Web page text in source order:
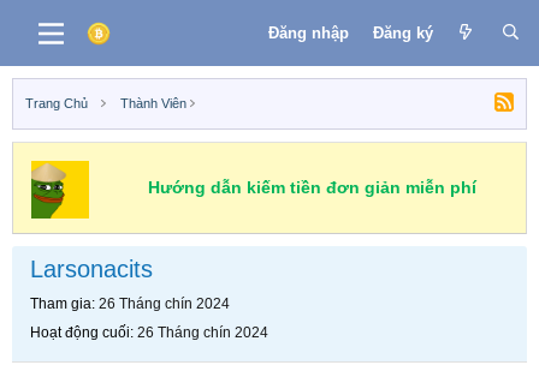
Đăng nhập Đăng ký
Trang Chủ Thành Viên
Hướng dẫn kiếm tiền đơn giản miễn phí
Larsonacits
Tham gia 26 Tháng chín 2024
Hoạt động cuối 26 Tháng chín 2024